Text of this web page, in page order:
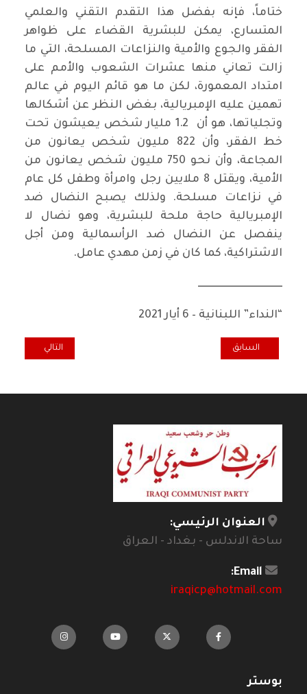
ختاماً، فإنه بفضل هذا التقدم التقني والعلمي
المتسارع، يمكن للبشرية القضاء على ظواهر
الفقر والجوع والأمية والنزاعات المسلحة، التي ما
زالت تعاني منها عشرات الشعوب والأمم على
امتداد المعمورة، لكن ما هو قائم اليوم في عالم
تهمين عليه الإمبريالية، بغض النظر عن أشكالها
وتجلياتها، هو أن 1.2 مليار شخص يعيشون تحت
خط الفقر، وأن 822 مليون شخص يعانون من
المجاعة، وأن نحو 750 مليون شخص يعانون من
الأمية، ويقتل 8 ملايين رجل وامرأة وطفل كل عام
في نزاعات مسلحة. ولذلك يصبح النضال ضد
الإمبريالية حاجة ملحة للبشرية، وهو نضال لا
ينفصل عن النضال ضد الرأسمالية ومن أجل
الاشتراكية، كما كان في زمن مهدي عامل.
ـــــــــــــــــــــــــــــــــــــــــ
“النداء” اللبنانية – 6 أيار 2021
المقال السابق: تأمل في النمط الكولونيالي للإنتاج
السابق المقال التالي:
التالي
العنوان الرئيسي:
ساحة الاندلس - بغداد - العراق
Email:
iraqicp@hotmail.com
بوستر